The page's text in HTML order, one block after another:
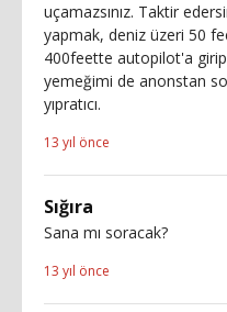
uçamazsınız. Taktir
yapmak, deniz üzeri 50
400feette autopilot'a
yemeğimi de anonstan
yıpratıcı.
13 yıl önce
Sığıra
Sana mı soracak?
13 yıl önce